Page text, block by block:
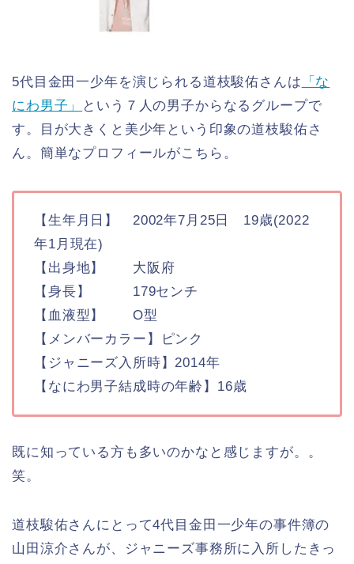
5代目金田一少年を演じられる道枝駿佑さんは 「な
にわ男子」
という７人の男子からなるグループで
す。目が大きくと美少年という印象の道枝駿佑さ
ん。簡単なプロフィールがこちら。
【生年月日】 2002年7月25日 19歳(2022
年1月現在)
【出身地】 大阪府
【身長】 179センチ
【血液型】 O型
【メンバーカラー】ピンク
【ジャニーズ入所時】2014年
【なにわ男子結成時の年齢】16歳
既に知っている方も多いのかなと感じますが。。
笑。
道枝駿佑さんにとって4代目金田一少年の事件簿の
山田涼介さんが、ジャニーズ事務所に入所したきっ